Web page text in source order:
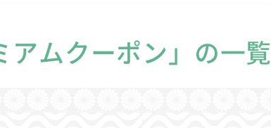
アムクーポン」の一覧